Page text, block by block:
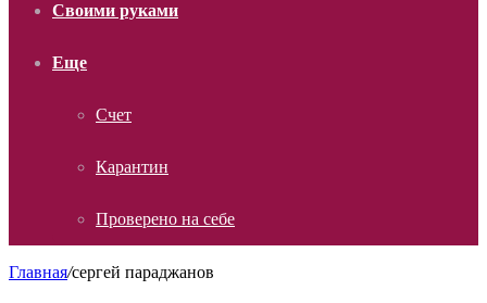
Своими руками
Еще
Счет
Карантин
Проверено на себе
Главная/сергей параджанов